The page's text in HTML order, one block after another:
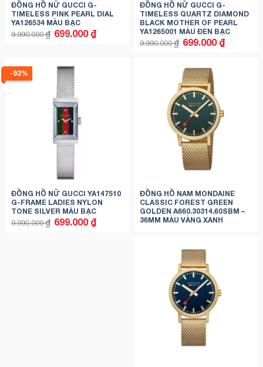
ĐỒNG HỒ NỮ GUCCI G-
TIMELESS PINK PEARL DIAL
YA126534 MÀU BẠC
9.990.000₫ Giá
gốc
699.000 ₫Giá
hiện
ĐỒNG HỒ NỮ GUCCI G-
TIMELESS QUARTZ DIAMOND
BLACK MOTHER OF PEARL
YA1265001 MÀU ĐEN BẠC
9.990.000₫ Giá
gốc
699.000 ₫Giá
hiện
-93%
ĐỒNG HỒ NỮ GUCCI YA147510
G-FRAME LADIES NYLON
TONE SILVER MÀU BẠC
9.990.000₫ Giá
gốc
699.000 ₫Giá
hiện
ĐỒNG HỒ NAM MONDAINE
CLASSIC FOREST GREEN
GOLDEN A660.30314.60SBM –
36MM MÀU VÀNG XANH